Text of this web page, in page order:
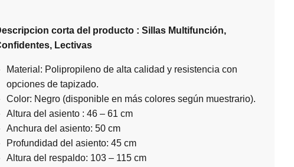
corta del producto : Sillas Multifunción,
Lectivas
Material: Polipropileno de alta calidad y resistencia con
opciones de tapizado.
Color: Negro (disponible en más colores según muestrario).
Altura del asiento : 46 – 61 cm
Anchura del asiento: 50 cm
Profundidad del asiento: 45 cm
Altura del respaldo: 103 – 115 cm